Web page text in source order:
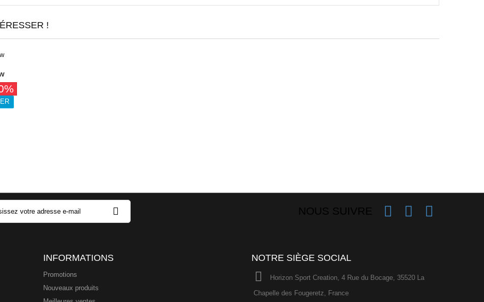
!
NOUS SUIVRE
INFORMATIONS
Promotions
Nouveaux produits
NOTRE SIÈGE SOCIAL
Horizon Sport Creation, 4 Rue du Bocage, 35520 La
Chapelle des Fougeretz, France